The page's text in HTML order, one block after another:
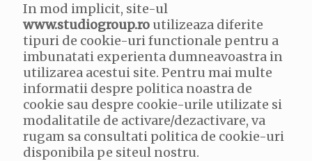
In mod implicit, site-ul
www.studiogroup.ro utilizeaza diferite
tipuri de cookie-uri functionale pentru a
imbunatati experienta dumneavoastra in
utilizarea acestui site. Pentru mai multe
informatii despre politica noastra de
cookie sau despre cookie-urile utilizate si
modalitatile de activare/dezactivare, va
rugam sa consultati politica de cookie-uri
disponibila pe siteul nostru.